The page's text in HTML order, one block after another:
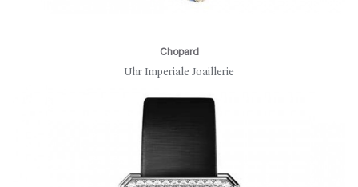
Chopard
Uhr Imperiale Joaillerie